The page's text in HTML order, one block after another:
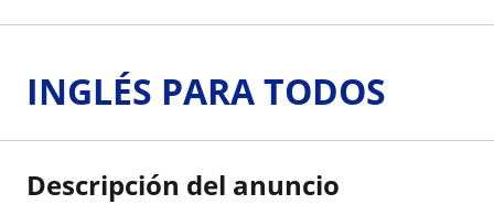
INGLÉS PARA TODOS
Descripción del anuncio